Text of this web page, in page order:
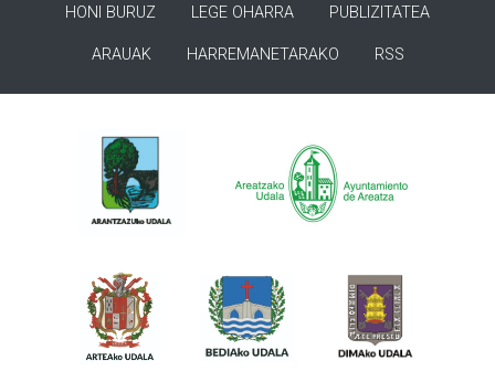
HONI BURUZ LEGE OHARRA PUBLIZITATEA
ARAUAK HARREMANETARAKO RSS